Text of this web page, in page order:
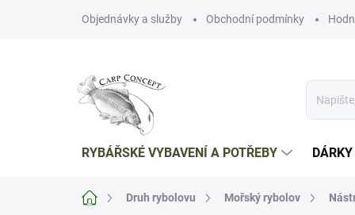
Objednávky a služby Obchodní podmínky
RYBÁŘSKÉ VYBAVENÍ A POTŘEBY
Domů Druh rybolovu Mořský rybolov